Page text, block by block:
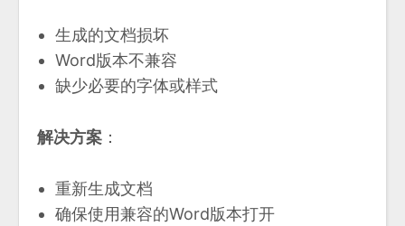
生成的文档损坏
Word版本不兼容
缺少必要的字体或样式
解决方案 ：
重新生成文档
确保使用兼容的Word版本打开